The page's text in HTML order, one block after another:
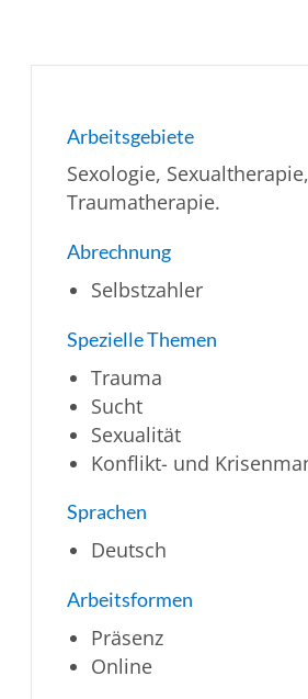
Arbeitsgebiete
Sexologie,
Traumatherapie.
Abrechnung
Selbstzahler
Spezielle Themen
Trauma
Sucht
Sexualität
Konflikt- und
Sprachen
Deutsch
Arbeitsformen
Präsenz
Online